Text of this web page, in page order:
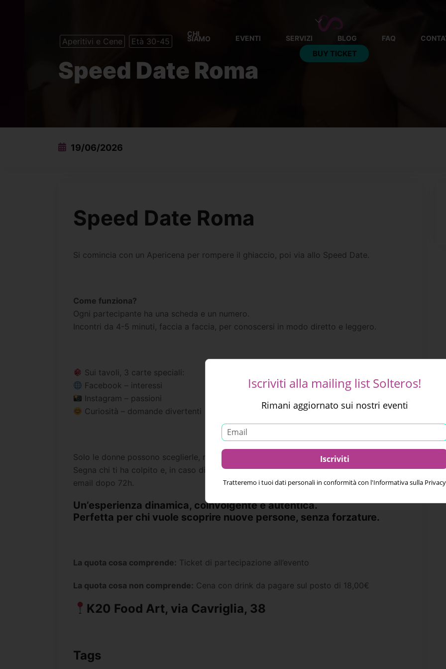
CHI
SIAMO EVENTI SERVIZI BLOG FAQ
BUY TICKET
Aperitivi e Cene Età 30-45
Speed Date Roma
19/06/2026
Speed Date Roma
Si comincia con un Apericena per rompere il ghiaccio, poi via allo Speed Date.
Come funziona?
Ogni partecipante ha una scheda e un numero.
Incontri da 4-5 minuti, faccia a faccia, per conoscersi in modo diretto e leggero.
Sui tavoli, 3 carte speciali:
Facebook – interessi
Instagram – passioni
Curiosità – domande divertenti
Solo le donne possono sceglierle, rendendo ogni incontro unico.
Segna chi ti ha colpito e, in caso di match reciproco, i contatti vengono condivisi via
email dopo 72h.
Un’esperienza dinamica, coinvolgente e autentica.
Perfetta per chi vuole scoprire nuove persone, senza forzature.
La quota cosa comprende: Ticket di partecipazione all’evento
La quota cosa non comprende: Cena con drink da pagare sul posto di 18,00€
K20 Food Art, via Cavriglia, 38
Tags
Iscriviti alla mailing list Solteros!
Rimani aggiornato sui nostri eventi
Tratteremo i tuoi dati personali in conformità con l'Informativa sulla Privacy